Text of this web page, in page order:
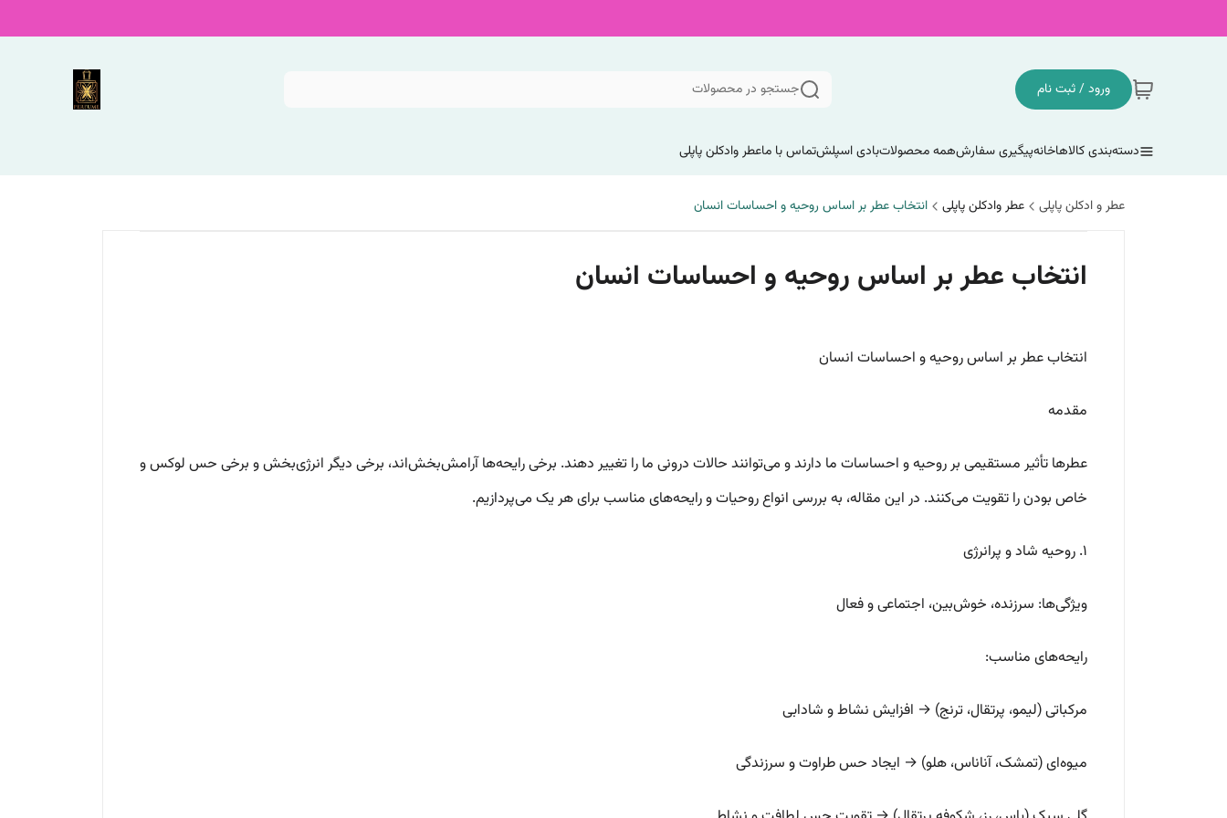
ورود / ثبت نام جستجو در محصولات
دسته‌بندی کالاهاخانهپیگیری سفارشهمه محصولاتبادی اسپلشتماس با ماعطر وادکلن پاپلی
عطر و ادکلن پاپلی عطر وادکلن پاپلی انتخاب عطر بر اساس روحیه و احساسات انسان
انتخاب عطر بر اساس روحیه و احساسات انسان
انتخاب عطر بر اساس روحیه و احساسات انسان
مقدمه
عطرها تأثیر مستقیمی بر روحیه و احساسات ما دارند و می‌توانند حالات درونی ما را تغییر دهند. برخی رایحه‌ها آرامش‌بخش‌اند، برخی دیگر انرژی‌بخش و برخی حس لوکس و
خاص بودن را تقویت می‌کنند. در این مقاله، به بررسی انواع روحیات و رایحه‌های مناسب برای هر یک می‌پردازیم.
۱. روحیه شاد و پرانرژی
ویژگی‌ها: سرزنده، خوش‌بین، اجتماعی و فعال
رایحه‌های مناسب:
مرکباتی (لیمو، پرتقال، ترنج) → افزایش نشاط و شادابی
میوه‌ای (تمشک، آناناس، هلو) → ایجاد حس طراوت و سرزندگی